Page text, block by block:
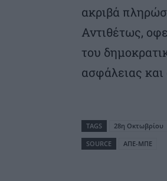
ακριβά
Αντιθέτως,
του
ασφάλειας
TAGS 28η Οκτωβρίου
SOURCE
ΑΠΕ-ΜΠΕ